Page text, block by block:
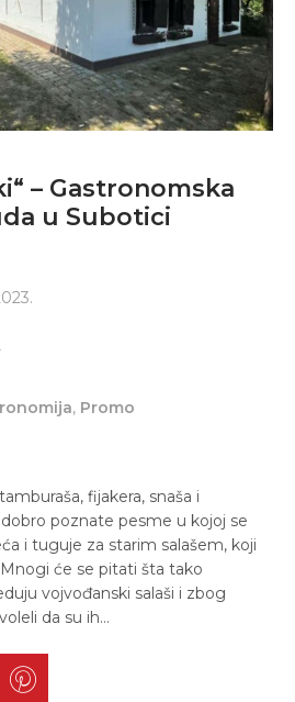
– Gastronomska
u Subotici
, Promo
fijakera, snaša i
dobro poznate pesme u kojoj se
i tuguje za starim salašem, koji
će se pitati šta tako
vojvođanski salaši i zbog
da su ih…